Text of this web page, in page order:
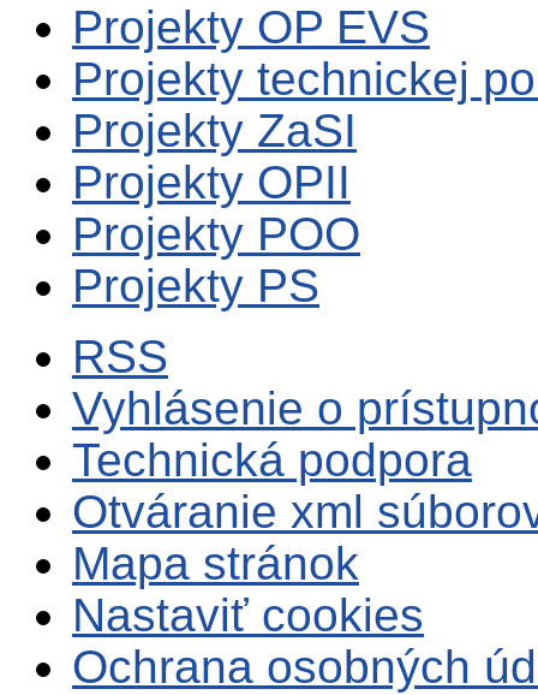
Projekty OP EVS
Projekty technickej
Projekty ZaSI
Projekty OPII
Projekty POO
Projekty PS
RSS
Vyhlásenie o
Technická podpora
Otváranie xml
Mapa stránok
Nastaviť cookies
Ochrana osobných